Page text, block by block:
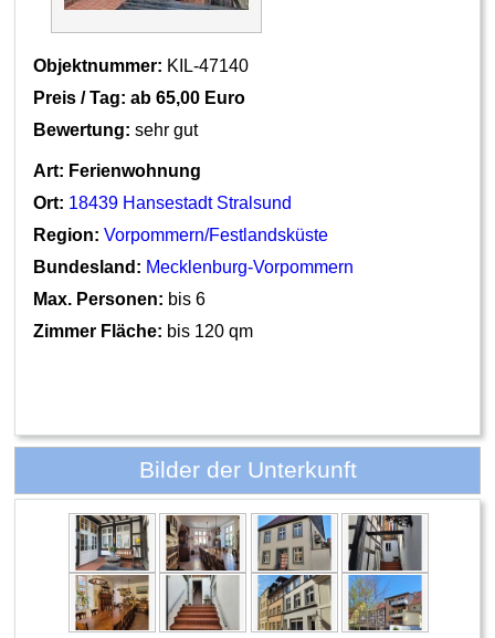
Objektnummer: KIL-47140
Preis / Tag: ab 65,00 Euro
Bewertung: sehr gut
Art: Ferienwohnung
Ort: 18439 Hansestadt Stralsund
Region: Vorpommern/Festlandsküste
Bundesland: Mecklenburg-Vorpommern
Max. Personen: bis 6
Zimmer Fläche: bis 120 qm
Bilder der Unterkunft